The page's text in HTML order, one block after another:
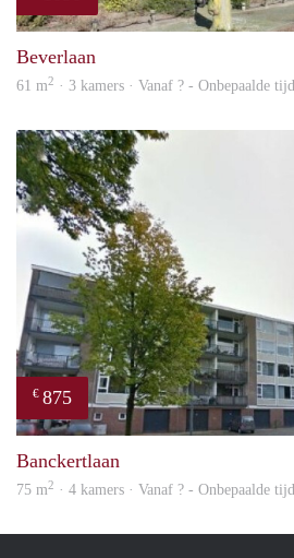
Beverlaan
61 m2 · 3 kamers · Vanaf ? - Onbepaalde tijd
€ 875
Banckertlaan
75 m2 · 4 kamers · Vanaf ? - Onbepaalde tijd